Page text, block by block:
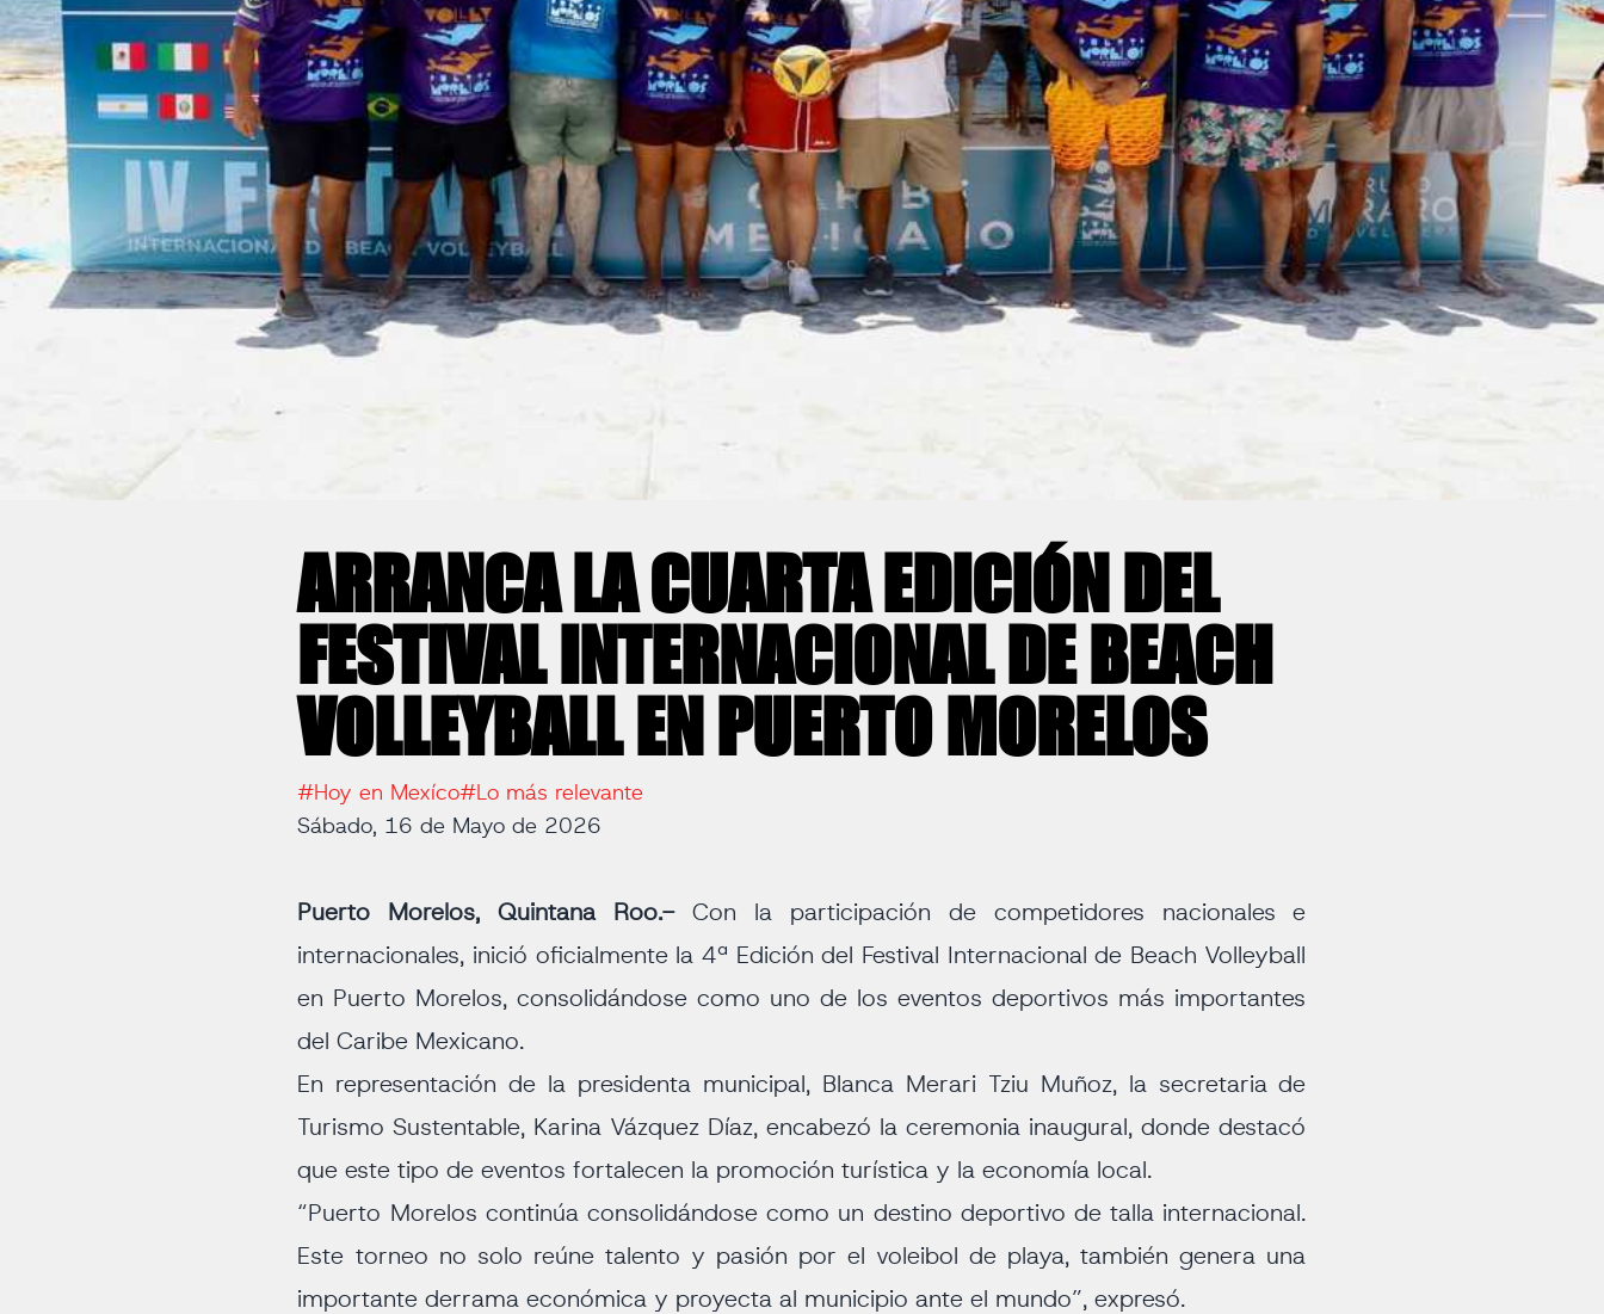
ARRANCA LA CUARTA EDICIÓN DEL
FESTIVAL INTERNACIONAL DE BEACH
VOLLEYBALL EN PUERTO MORELOS
#Hoy en Mexíco#Lo más relevante
Sábado, 16 de Mayo de 2026
Puerto Morelos, Quintana Roo.-Con la participación de competidores nacionales e
internacionales, inició oficialmente la 4ª Edición del Festival Internacional de Beach Volleyball
en Puerto Morelos, consolidándose como uno de los eventos deportivos más importantes
del Caribe Mexicano.
En representación de la presidenta municipal, Blanca Merari Tziu Muñoz, la secretaria de
Turismo Sustentable, Karina Vázquez Díaz, encabezó la ceremonia inaugural, donde destacó
que este tipo de eventos fortalecen la promoción turística y la economía local.
“Puerto Morelos continúa consolidándose como un destino deportivo de talla internacional.
Este torneo no solo reúne talento y pasión por el voleibol de playa, también genera una
importante derrama económica y proyecta al municipio ante el mundo”, expresó.